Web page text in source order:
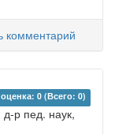
комментарий
0 (Всего: 0)
д-р пед. наук,